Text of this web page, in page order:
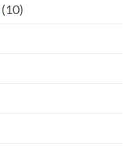
(10)